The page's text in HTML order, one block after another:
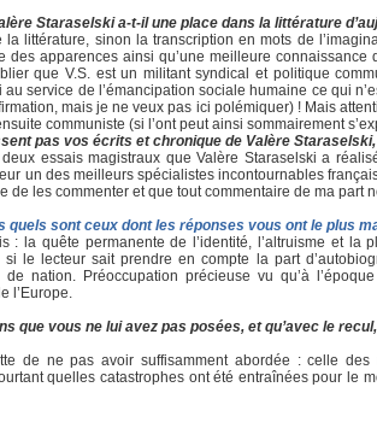
Staraselski a-t-il une place dans la littérature
la littérature, sinon la transcription en mots de
des apparences ainsi qu’une meilleure
que V.S. est un militant syndical et politique
service de l’émancipation sociale humaine ce qui
mais je ne veux pas ici polémiquer) ! Mais
communiste (si l’ont peut ainsi sommairement
pas vos écrits et chronique de Valère
essais magistraux que Valère Staraselski a
un des meilleurs spécialistes incontournables
de les commenter et que tout commentaire de ma part
quels sont ceux dont les réponses vous ont le plus
: la quête permanente de l’identité, l’altruisme et
le lecteur sait prendre en compte la part
nation. Préoccupation précieuse vu qu’à
l’Europe.
que vous ne lui avez pas posées, et qu’avec le
de ne pas avoir suffisamment abordée : celle
quelles catastrophes ont été entraînées pour le